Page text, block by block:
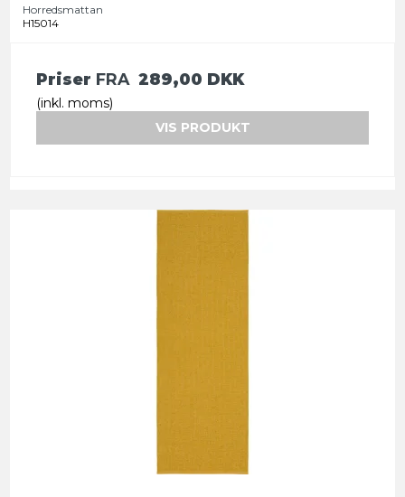
Horredsmattan
H15014
Priser FRA 289,00 DKK
(inkl. moms)
VIS PRODUKT